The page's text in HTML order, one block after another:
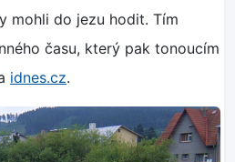
mohli do jezu hodit. Tím
času, který pak tonoucím
idnes.cz.